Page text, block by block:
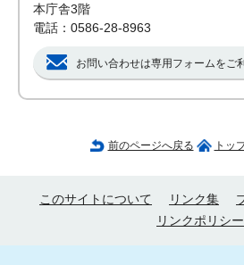
本庁舎3階
電話：0586-28-8963
お問い合わせは専用フォームをご
前のページへ戻る トッ
このサイトについて リンク集
リンクポリシー